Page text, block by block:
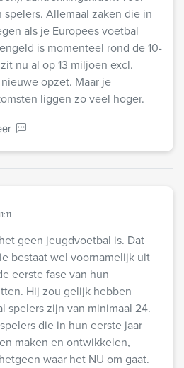
Allemaal zaken die in
als je Europees voetbal
is momenteel rond de 10-
nu al op 13 miljoen excl.
opzet. Maar je
liggen zo veel hoger.
geen jeugdvoetbal is. Dat
bestaat wel voornamelijk uit
eerste fase van hun
Hij zou gelijk hebben
spelers zijn van minimaal 24.
die in hun eerste jaar
maken en ontwikkelen,
waar het NU om gaat.